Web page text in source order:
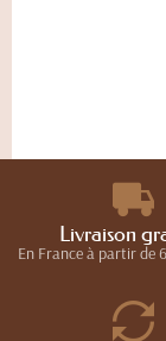
Livraison
En France à partir de